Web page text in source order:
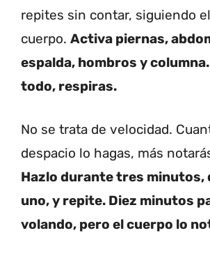
repites sin contar, siguiendo
cuerpo. Activa piernas,
espalda, hombros y
todo, respiras.
No se trata de velocidad.
despacio lo hagas, más
Hazlo durante tres minutos,
uno, y repite. Diez minutos
volando, pero el cuerpo lo